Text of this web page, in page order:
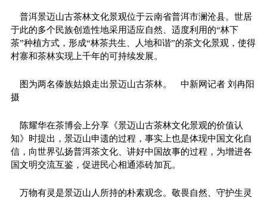
普洱景迈山古茶林文化景观位于云南省普洱市澜沧县。世居
于此的多个民族创造性地采用适应自然、适度利用的“林下
茶”种植方式，形成“林茶共生、人地和谐”的茶文化景观，使得
村寨和茶林实现上千年的可持续发展。
图为两名傣族姑娘走出景迈山古茶林。 中新网记者 刘冉阳
摄
陈耀华在茶博会上分享《景迈山古茶林文化景观的价值认
知》时提出，景迈山申遗的过程，事实上也是体现中国文化自
信，向世界弘扬普洱茶文化、讲好中国故事的过程，为增进各
国文明交流互鉴，促进民心相通添砖加瓦。
万物有灵是景迈山人所持的朴素观念。敬畏自然、守护生灵